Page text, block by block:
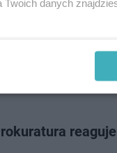
do kolejnej fazy
reaguje
Twoich danych